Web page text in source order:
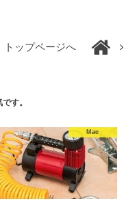
トップページへ
す。
Mac